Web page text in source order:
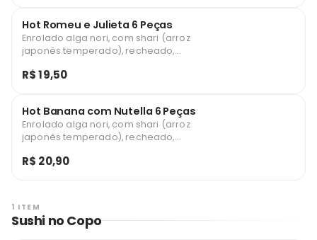
Hot Romeu e Julieta 6 Peças
Enrolado alga nori, com shari (arroz
japonês temperado), recheado,
frito (Goiabada e cream cheese)
R$ 19,50
Hot Banana com Nutella 6 Peças
Enrolado alga nori, com shari (arroz
japonês temperado), recheado,
frito
R$ 20,90
1 ITEM
Sushi no Copo